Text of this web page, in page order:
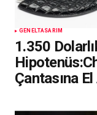
GENELTASARIM
1.350
Çantasına El